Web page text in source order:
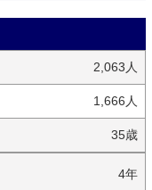
2,063人
1,666人
35歳
4年